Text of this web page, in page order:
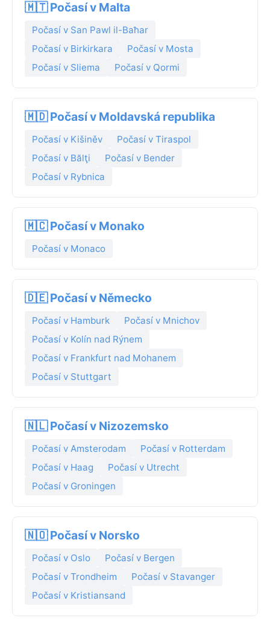
🇲🇹 Počasí v Malta
Počasí v San Pawl il-Baħar
Počasí v Birkirkara
Počasí v Mosta
Počasí v Sliema
Počasí v Qormi
🇲🇩 Počasí v Moldavská republika
Počasí v Kišiněv
Počasí v Tiraspol
Počasí v Bălţi
Počasí v Bender
Počasí v Rybnica
🇲🇨 Počasí v Monako
Počasí v Monaco
🇩🇪 Počasí v Německo
Počasí v Hamburk
Počasí v Mnichov
Počasí v Kolín nad Rýnem
Počasí v Frankfurt nad Mohanem
Počasí v Stuttgart
🇳🇱 Počasí v Nizozemsko
Počasí v Amsterodam
Počasí v Rotterdam
Počasí v Haag
Počasí v Utrecht
Počasí v Groningen
🇳🇴 Počasí v Norsko
Počasí v Oslo
Počasí v Bergen
Počasí v Trondheim
Počasí v Stavanger
Počasí v Kristiansand